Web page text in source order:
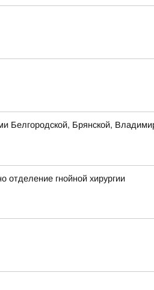
Брянской,
отделение гнойной хирургии